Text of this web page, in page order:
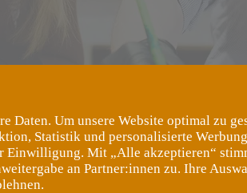
Daten. Um unsere Website optimal zu
Statistik und personalisierte
Einwilligung. Mit „Alle akzeptieren“
an Partner:innen zu. Ihre